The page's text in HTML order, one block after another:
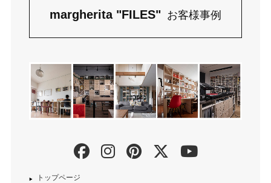
margherita "FILES" お客様事例
トップページ